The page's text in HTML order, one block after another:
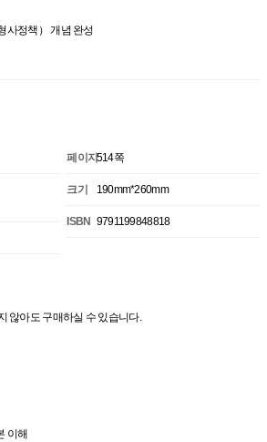
사정책） 개념 완성
페이지514쪽
크기 190mm*260mm
ISBN 9791199848818
않아도 구매하실 수 있습니다.
이해